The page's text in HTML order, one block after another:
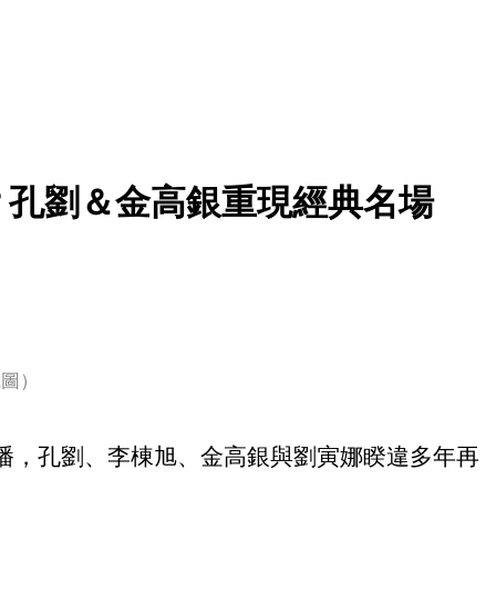
劉＆金高銀重現經典名場
）
，孔劉、李棟旭、金高銀與劉寅娜睽違多年再